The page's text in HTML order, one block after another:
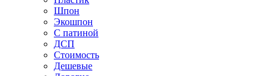
Шпон
Экошпон
С патиной
ДСП
Стоимость
Дешевые